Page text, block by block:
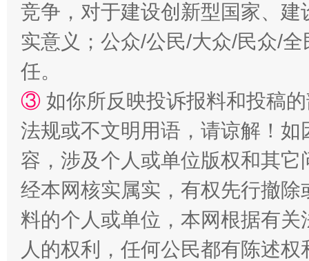
扯下公款旅游的“隐身衣” 如何以
“蜀中异人”王建安的艺术幻境
竞争，对于建设创新型国家、
实意义；公众/公民/大众/民众/
任。
③ 如你所反映投诉报料和投稿
法规或不文明用语，请谅解！
容，涉及个人或单位版权和其它
经本网核实属实，有权先行撤
料的个人或单位，本网根据有
人的权利，任何公民都有陈述